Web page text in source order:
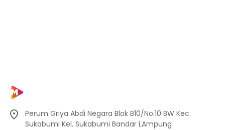
Perum Griya Abdi Negara Blok B10/No.10 BW Kec.
Sukabumi Kel. Sukabumi Bandar LAmpung